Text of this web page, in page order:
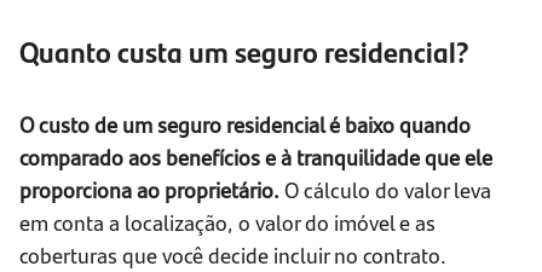
Quanto custa um seguro residencial?
O custo de um seguro residencial é baixo quando
comparado aos benefícios e à tranquilidade que ele
proporciona ao proprietário. O cálculo do valor leva
em conta a localização, o valor do imóvel e as
coberturas que você decide incluir no contrato.